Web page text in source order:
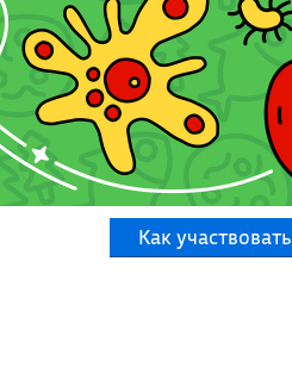
Как участвовать